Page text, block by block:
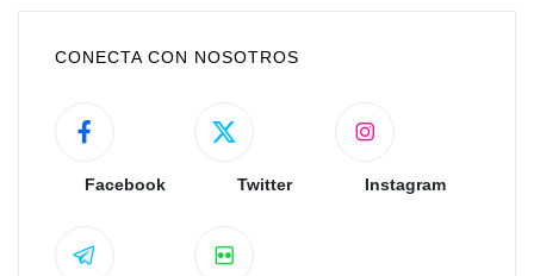
CONECTA CON NOSOTROS
Facebook Twitter Instagram